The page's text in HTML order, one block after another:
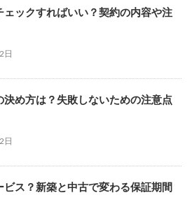
ェックすればいい？契約の内容や注
日
め方は？失敗しないための注意点
日
ス？新築と中古で変わる保証期間